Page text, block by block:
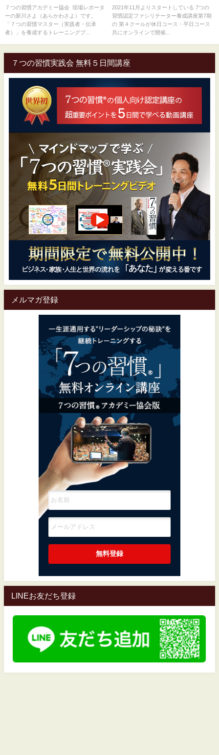
７つの習慣アカデミー協会 現場レポータ
ーの新川さよ（あらかわさよ）です。
「７つの習慣マスター（実践者・伝承
者）」を養成するトレーニングプ...
変化
2021年11月よりスタートしている 7つの
習慣認定ファシリテーター養成講座第7期
の 第４クールが休日コース・平日コース
共にオンラインで開催...
７つの習慣実践会 無料５日間講座
メルマガ登録
LINEお友だち登録